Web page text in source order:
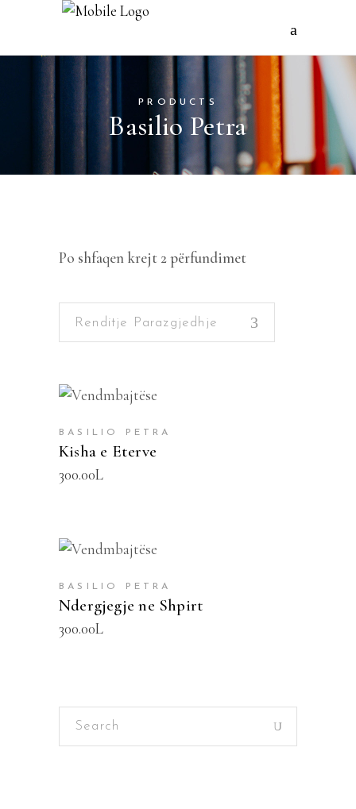
PRODUCTS
Basilio Petra
Po shfaqen krejt 2 përfundimet
Renditje Parazgjedhje
SHTOJE NË SHPORTË
BASILIO PETRA
Kisha e Eterve
300.00L
SHTOJE NË SHPORTË
BASILIO PETRA
Ndergjegje ne Shpirt
300.00L
Search